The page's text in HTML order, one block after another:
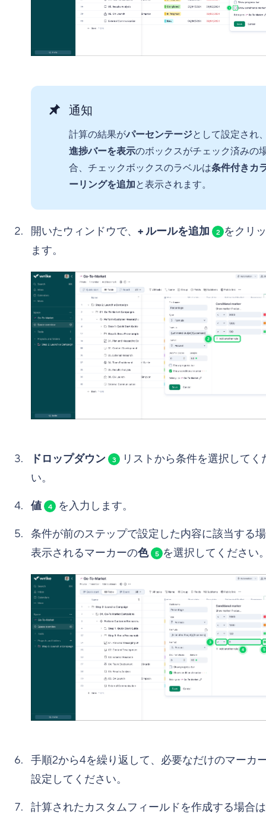
通知
計算の結果がパーセンテージとして設定され
進捗バーを表示のボックスがチェック済みの
合、チェックボックスのラベルは条件付きカ
ーリングを追加と表示されます。
開いたウィンドウで、 + ルールを追加 2 をクリ
ます。
ドロップダウン 3
リストから条件を選択してく
い。
値
4
を入力します。
条件が前のステップで設定した内容に該当する
表示されるマーカーの色 5 を選択してください
手順2から4を繰り返して、必要なだけのマーカ
設定してください。
計算されたカスタムフィールドを作成する場合は